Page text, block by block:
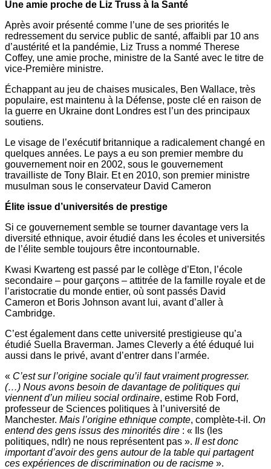
Une amie proche de Liz Truss à la Santé
Après avoir présenté comme l’une de ses priorités le
redressement du service public de santé, affaibli par 10 ans
d’austérité et la pandémie, Liz Truss a nommé Therese
Coffey, une amie proche, ministre de la Santé avec le titre de
vice-Première ministre.
Échappant au jeu de chaises musicales, Ben Wallace, très
populaire, est maintenu à la Défense, poste clé en raison de
la guerre en Ukraine dont Londres est l’un des principaux
soutiens.
Le visage de l’exécutif britannique a radicalement changé en
quelques années. Le pays a eu son premier membre du
gouvernement noir en 2002, sous le gouvernement
travailliste de Tony Blair. Et en 2010, son premier ministre
musulman sous le conservateur David Cameron
Élite issue d’universités de prestige
Si ce gouvernement semble se tourner davantage vers la
diversité ethnique, avoir étudié dans les écoles et universités
de l’élite semble toujours être incontournable.
Kwasi Kwarteng est passé par le collège d’Eton, l’école
secondaire – pour garçons – attitrée de la famille royale et de
l’aristocratie du monde entier, où sont passés David
Cameron et Boris Johnson avant lui, avant d’aller à
Cambridge.
C’est également dans cette université prestigieuse qu’a
étudié Suella Braverman. James Cleverly a été éduqué lui
aussi dans le privé, avant d’entrer dans l’armée.
« C’est sur l’origine sociale qu’il faut vraiment progresser.
(…) Nous avons besoin de davantage de politiques qui
viennent d’un milieu social ordinaire, estime Rob Ford,
professeur de Sciences politiques à l’université de
Manchester. Mais l’origine ethnique compte, complète-t-il. On
entend des gens issus des minorités dire : « Ils (les
politiques, ndlr) ne nous représentent pas ». Il est donc
important d’avoir des gens autour de la table qui partagent
ces expériences de discrimination ou de racisme ».